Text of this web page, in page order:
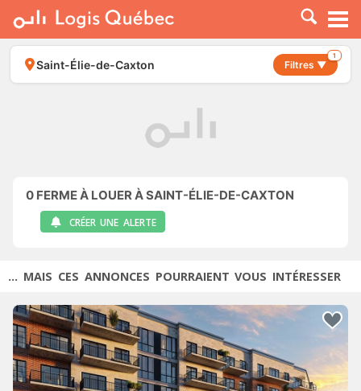
À LOUER
À VENDRE
PLACER UNE ANNONCE
Saint-Élie-de-Caxton Filtres ▼
1
0 FERME À LOUER À SAINT-ÉLIE-DE-CAXTON
CRÉER UNE ALERTE
... MAIS CES ANNONCES POURRAIENT VOUS INTÉRESSER